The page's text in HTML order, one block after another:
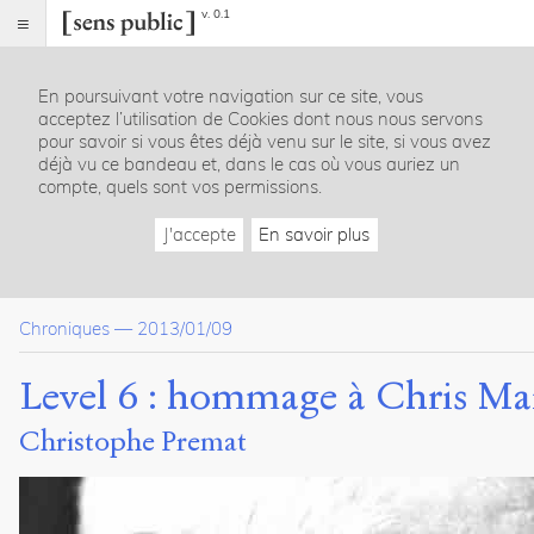
v. 0.1
Index
Article
Notes
Premat,
Christophe.
6
hommage
Chris
Marker
En poursuivant votre navigation sur ce site, vous
acceptez l’utilisation de Cookies dont nous nous servons
pour savoir si vous êtes déjà venu sur le site, si vous avez
déjà vu ce bandeau et, dans le cas où vous auriez un
compte, quels sont vos permissions.
J'accepte En savoir plus
Chroniques — 2013/01/09
Level 6 : hommage à Chris
Christophe Premat